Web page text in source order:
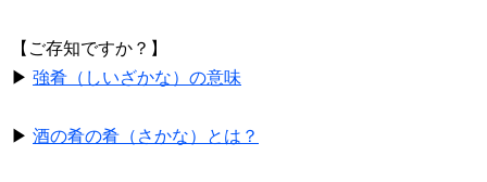
【ご存知ですか？】
▶ 強肴（しいざかな）の意味
▶ 酒の肴の肴（さかな）とは？